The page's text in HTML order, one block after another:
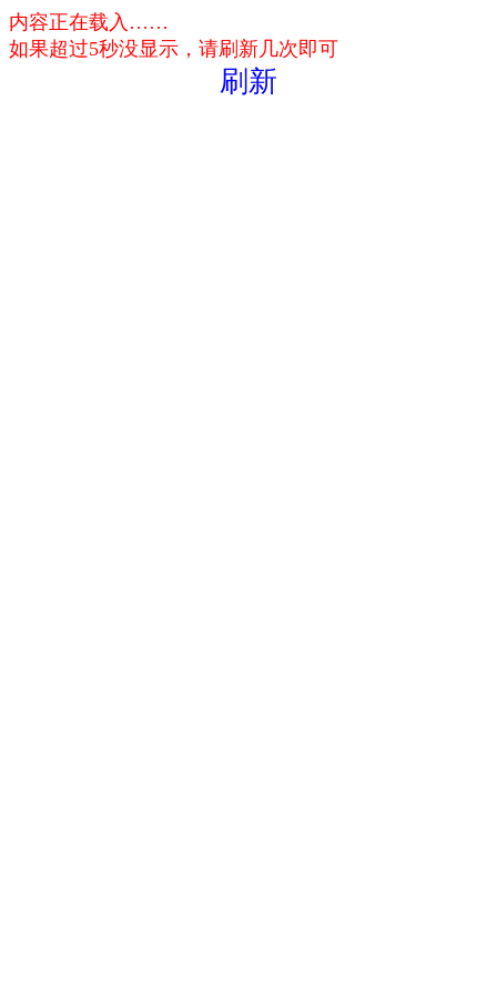
内容正在载入……
如果超过5秒没显示，请刷新几次即可
刷新